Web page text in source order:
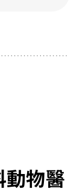
物醫